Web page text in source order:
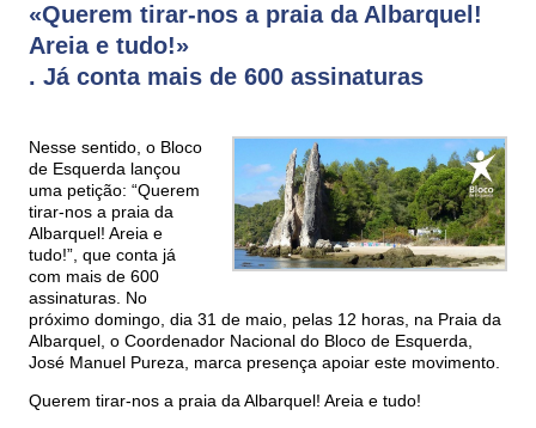
«Querem tirar-nos a praia da Albarquel!
Areia e tudo!»
. Já conta mais de 600 assinaturas
Nesse sentido, o Bloco
de Esquerda lançou
uma petição: “Querem
tirar-nos a praia da
Albarquel! Areia e
tudo!”, que conta já
com mais de 600
assinaturas. No
próximo domingo, dia 31 de maio, pelas 12 horas, na Praia da
Albarquel, o Coordenador Nacional do Bloco de Esquerda,
José Manuel Pureza, marca presença apoiar este movimento.
Querem tirar-nos a praia da Albarquel! Areia e tudo!